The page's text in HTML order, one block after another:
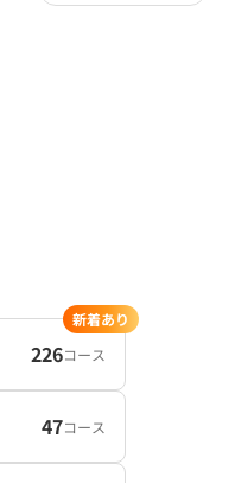
226コース
新着あり
47コース